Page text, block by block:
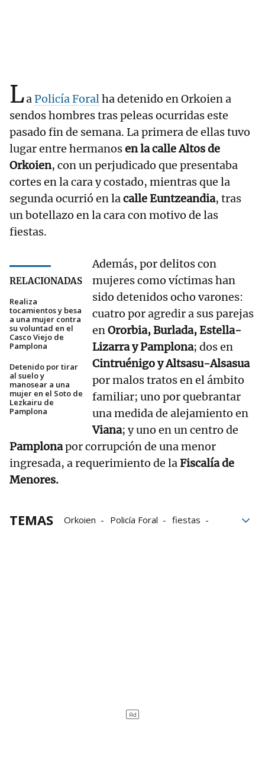
LaPolicía Foralha detenido en Orkoien a
sendos hombres tras peleas ocurridas este
pasado fin de semana. La primera de ellas tuvo
lugar entre hermanosen la calle Altos de
Orkoien, con un perjudicado que presentaba
cortes en la cara y costado, mientras que la
segunda ocurrió en lacalle Euntzeandia, tras
un botellazo en la cara con motivo de las
fiestas.
RELACIONADAS
Realiza
tocamientos y besa
a una mujer contra
su voluntad en el
Casco Viejo de
Pamplona
Detenido por tirar
al suelo y
manosear a una
mujer en el Soto de
Lezkairu de
Pamplona
Además, por delitos con
mujeres como víctimas han
sido detenidos ocho varones:
cuatro por agredir a sus parejas
enOrorbia, Burlada, Estella-
Lizarra y Pamplona; dos en
Cintruénigo y Altsasu-Alsasua
por malos tratos en el ámbito
familiar; uno por quebrantar
una medida de alejamiento en
Viana; y uno en un centro de
Pamplonapor corrupción de una menor
ingresada, a requerimiento de laFiscalía de
Menores.
TEMAS Orkoien Policía Foral
fiestas